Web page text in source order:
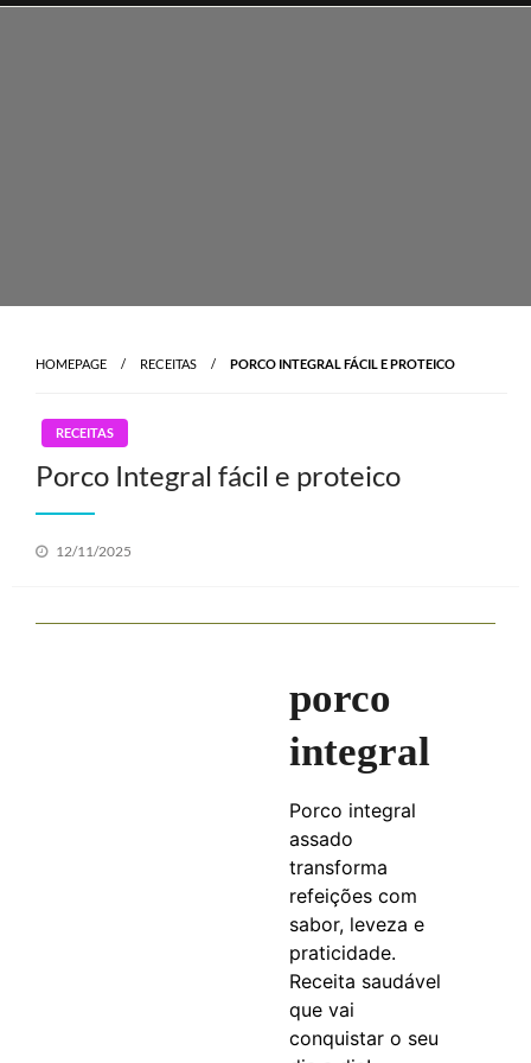
Skip
HOMEPAGE RECEITAS PORCO INTEGRAL FÁCIL E PROTEICO
RECEITAS
Porco Integral fácil e proteico
Posted
12/11/2025
porco
integral
Porco integral
assado
transforma
refeições com
sabor, leveza e
praticidade.
Receita saudável
que vai
conquistar o seu